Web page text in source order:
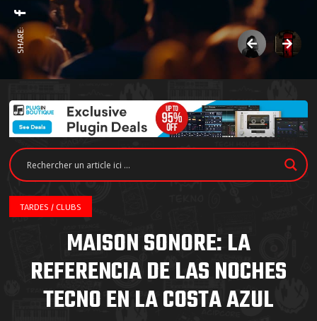
SHARE:
TARDES / CLUBS
MAISON SONORE: LA
REFERENCIA DE LAS NOCHES
TECNO EN LA COSTA AZUL